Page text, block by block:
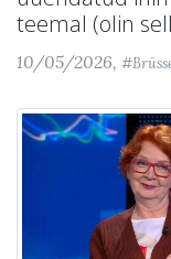
teemal (olin
10/05/2026,